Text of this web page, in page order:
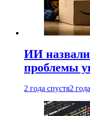
ИИ
проблемы
2 года спустя2